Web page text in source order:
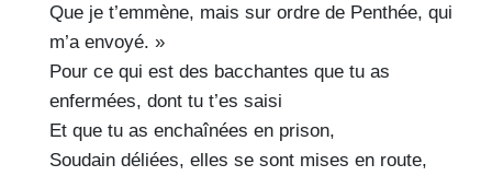
Que je t’emmène, mais sur ordre de Penthée, qui
m’a envoyé. »
Pour ce qui est des bacchantes que tu as
enfermées, dont tu t’es saisi
Et que tu as enchaînées en prison,
Soudain déliées, elles se sont mises en route,